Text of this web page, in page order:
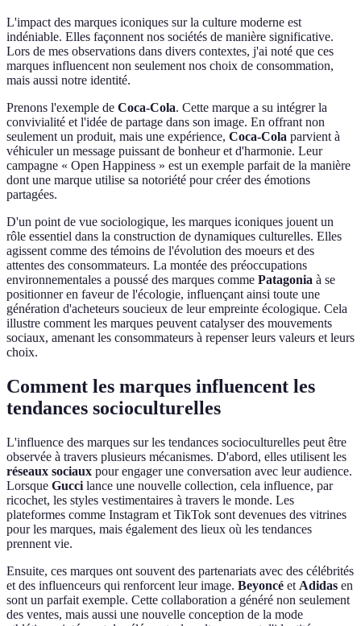
L'impact des marques iconiques sur la culture moderne est
indéniable. Elles façonnent nos sociétés de manière significative.
Lors de mes observations dans divers contextes, j'ai noté que ces
marques influencent non seulement nos choix de consommation,
mais aussi notre identité.
Prenons l'exemple de Coca-Cola. Cette marque a su intégrer la
convivialité et l'idée de partage dans son image. En offrant non
seulement un produit, mais une expérience, Coca-Cola parvient à
véhiculer un message puissant de bonheur et d'harmonie. Leur
campagne « Open Happiness » est un exemple parfait de la manière
dont une marque utilise sa notoriété pour créer des émotions
partagées.
D'un point de vue sociologique, les marques iconiques jouent un
rôle essentiel dans la construction de dynamiques culturelles. Elles
agissent comme des témoins de l'évolution des moeurs et des
attentes des consommateurs. La montée des préoccupations
environnementales a poussé des marques comme Patagonia à se
positionner en faveur de l'écologie, influençant ainsi toute une
génération d'acheteurs soucieux de leur empreinte écologique. Cela
illustre comment les marques peuvent catalyser des mouvements
sociaux, amenant les consommateurs à repenser leurs valeurs et leurs
choix.
Comment les marques influencent les
tendances socioculturelles
L'influence des marques sur les tendances socioculturelles peut être
observée à travers plusieurs mécanismes. D'abord, elles utilisent les
réseaux sociaux pour engager une conversation avec leur audience.
Lorsque Gucci lance une nouvelle collection, cela influence, par
ricochet, les styles vestimentaires à travers le monde. Les
plateformes comme Instagram et TikTok sont devenues des vitrines
pour les marques, mais également des lieux où les tendances
prennent vie.
Ensuite, ces marques ont souvent des partenariats avec des célébrités
et des influenceurs qui renforcent leur image. Beyoncé et Adidas en
sont un parfait exemple. Cette collaboration a généré non seulement
des ventes, mais aussi une nouvelle conception de la mode